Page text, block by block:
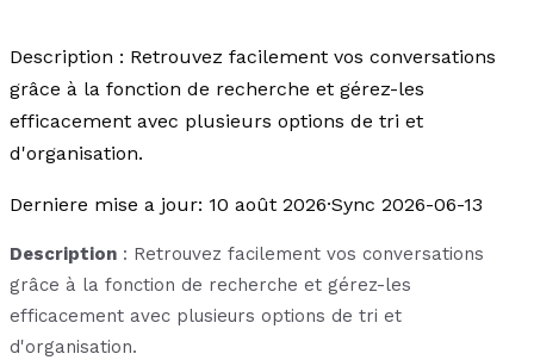
Description : Retrouvez facilement vos conversations
grâce à la fonction de recherche et gérez-les
efficacement avec plusieurs options de tri et
d'organisation.
Derniere mise a jour: 10 août 2026·Sync 2026-06-13
Description : Retrouvez facilement vos conversations
grâce à la fonction de recherche et gérez-les
efficacement avec plusieurs options de tri et
d'organisation.